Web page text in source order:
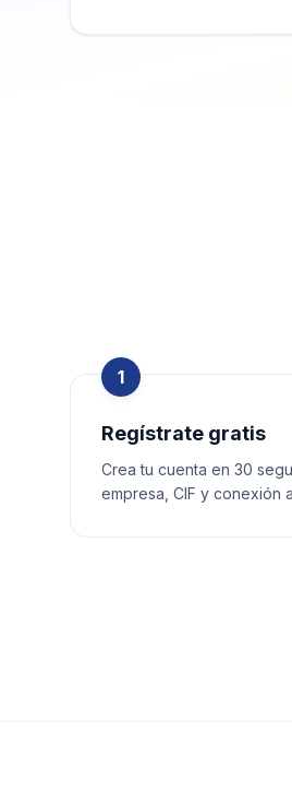
1
Regístrate gratis
Crea tu cuenta en 30
empresa, CIF y conexión